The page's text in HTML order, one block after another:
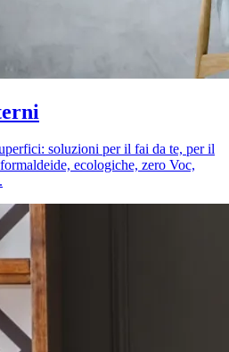
soluzioni per il fai da te, per il
ecologiche, zero Voc,